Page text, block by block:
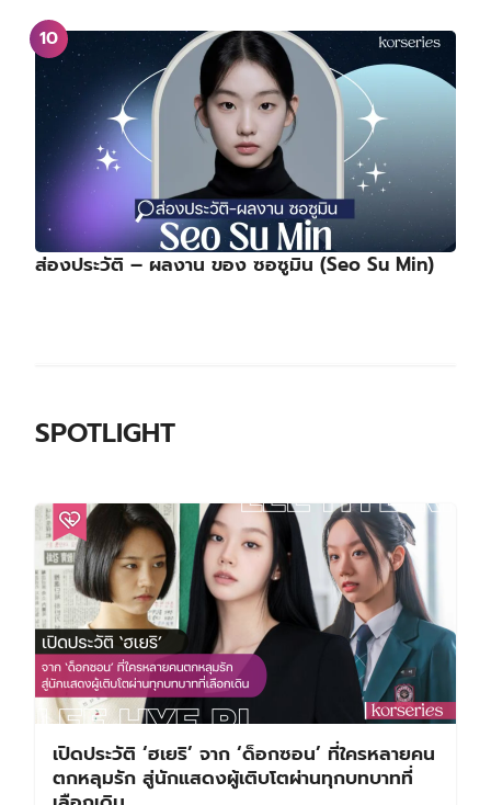
ส่องประวัติ – ผลงาน ของ ซอซูมิน (Seo Su Min)
SPOTLIGHT
เปิดประวัติ ‘ฮเยริ’ จาก ‘ด็อกซอน’ ที่ใครหลายคน
ตกหลุมรัก สู่นักแสดงผู้เติบโตผ่านทุกบทบาทที่